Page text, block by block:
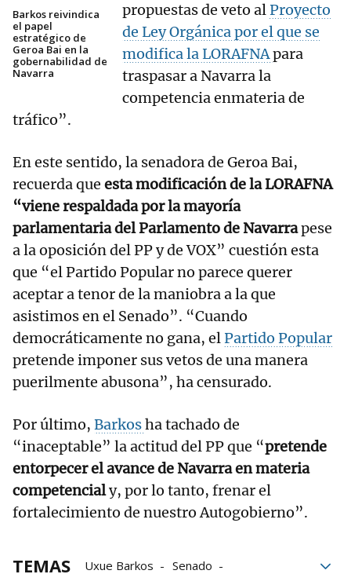
Barkos reivindica
el papel
estratégico de
Geroa Bai en la
gobernabilidad de
Navarra
propuestas de veto alProyecto
de Ley Orgánica por el que se
modifica la LORAFNApara
traspasar a Navarra la
competencia enmateria de
tráfico”.
En este sentido, la senadora de Geroa Bai,
recuerda que esta modificación de la LORAFNA
“viene respaldada por la mayoría
parlamentaria del Parlamento de Navarrapese
a la oposición del PP y de VOX” cuestión esta
que “el Partido Popular no parece querer
aceptar a tenor de la maniobra a la que
asistimos en el Senado”. “Cuando
democráticamente no gana, elPartido Popular
pretende imponer sus vetos de una manera
puerilmente abusona”, ha censurado.
Por último, Barkosha tachado de
“inaceptable” la actitud del PP que “pretende
entorpecer el avance de Navarra en materia
competencialy, por lo tanto, frenar el
fortalecimiento de nuestro Autogobierno”.
TEMAS Uxue Barkos
Senado